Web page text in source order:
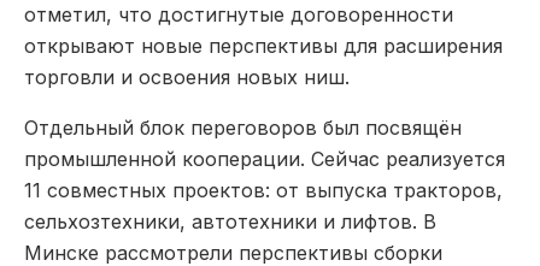
отметил, что достигнутые договоренности
открывают новые перспективы для расширения
торговли и освоения новых ниш.
Отдельный блок переговоров был посвящён
промышленной кооперации. Сейчас реализуется
11 совместных проектов: от выпуска тракторов,
сельхозтехники, автотехники и лифтов. В
Минске рассмотрели перспективы сборки